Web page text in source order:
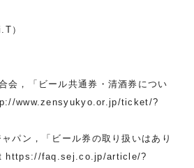
）
会，「ビール共通券・清酒券につい
www.zensyukyo.or.jp/ticket/?
パン，「ビール券の取り扱いはあり
https://faq.sej.co.jp/article/?